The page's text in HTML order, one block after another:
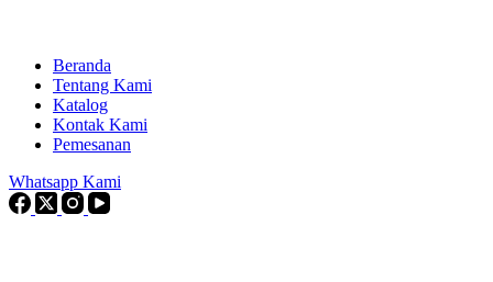
Beranda
Tentang Kami
Katalog
Kontak Kami
Pemesanan
Whatsapp Kami